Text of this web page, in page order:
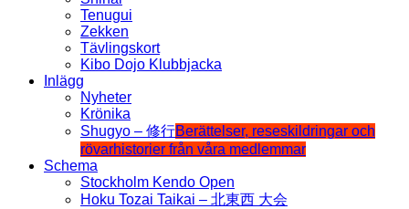
Tenugui
Zekken
Tävlingskort
Kibo Dojo Klubbjacka
Inlägg
Nyheter
Krönika
Shugyo – 修行Berättelser, reseskildringar och
rövarhistorier från våra medlemmar
Schema
Stockholm Kendo Open
Hoku Tozai Taikai – 北東西 大会